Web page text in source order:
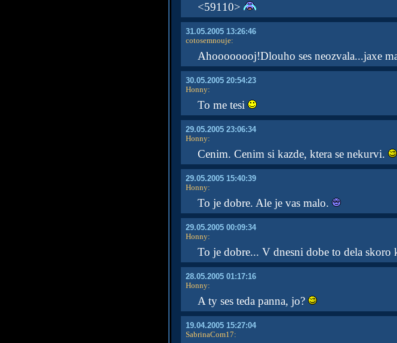
<59110>
31.05.2005 13:26:46
cotosemnouje:
Ahoooooooj!Dlouho ses neozvala...jaxe
30.05.2005 20:54:23
Honny:
To me tesi
29.05.2005 23:06:34
Honny:
Cenim. Cenim si kazde, ktera se nekurvi.
29.05.2005 15:40:39
Honny:
To je dobre. Ale je vas malo.
29.05.2005 00:09:34
Honny:
To je dobre... V dnesni dobe to dela skoro
28.05.2005 01:17:16
Honny:
A ty ses teda panna, jo?
19.04.2005 15:27:04
SabrinaCom17: